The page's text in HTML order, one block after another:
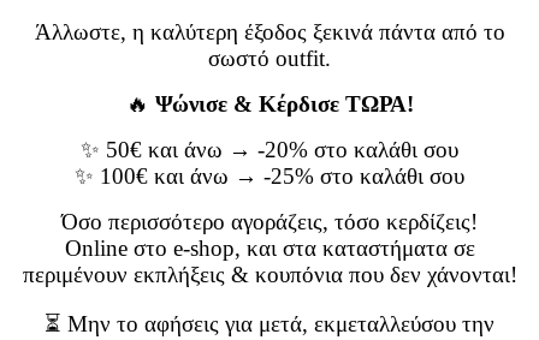
Άλλωστε, η καλύτερη έξοδος ξεκινά πάντα από το
σωστό outfit.
🔥 Ψώνισε & Κέρδισε ΤΩΡΑ!
✨ 50€ και άνω → -20% στο καλάθι σου
✨ 100€ και άνω → -25% στο καλάθι σου
Όσο περισσότερο αγοράζεις, τόσο κερδίζεις!
Online στο e-shop, και στα καταστήματα σε
περιμένουν εκπλήξεις & κουπόνια που δεν χάνονται!
⏳ Μην το αφήσεις για μετά, εκμεταλλεύσου την